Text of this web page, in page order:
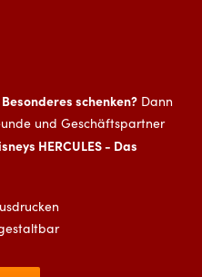
schenken? Dann
und Geschäftspartner
HERCULES - Das